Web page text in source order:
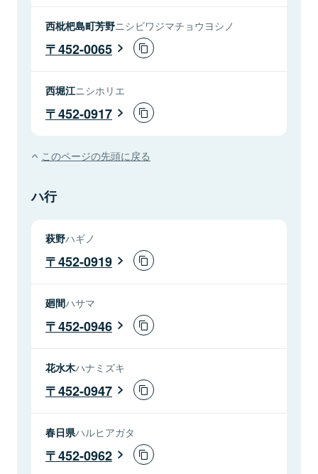
西枇杷島町芳野ニシビワジマチョウヨシノ
452-0065
西堀江ニシホリエ
452-0917
このページの先頭に戻る
ハ行
萩野ハギノ
452-0919
廻間ハサマ
452-0946
花水木ハナミズキ
452-0947
春日県ハルヒアガタ
452-0962